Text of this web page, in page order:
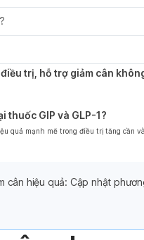
trị, hỗ trợ giảm cân
thuốc GIP và GLP-1?
quả mạnh mẽ trong điều trị tăng cần
cân hiệu quả: Cập nhật